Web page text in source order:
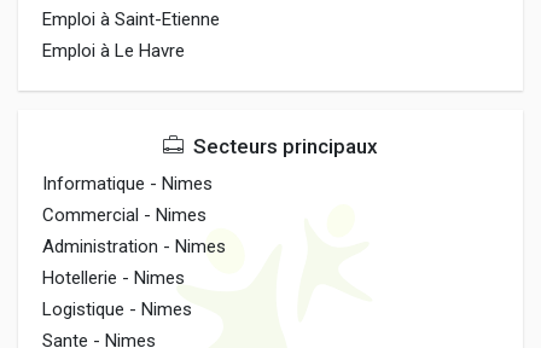
Emploi à Saint-Etienne
Emploi à Le Havre
Secteurs principaux
Informatique - Nimes
Commercial - Nimes
Administration - Nimes
Hotellerie - Nimes
Logistique - Nimes
Sante - Nimes